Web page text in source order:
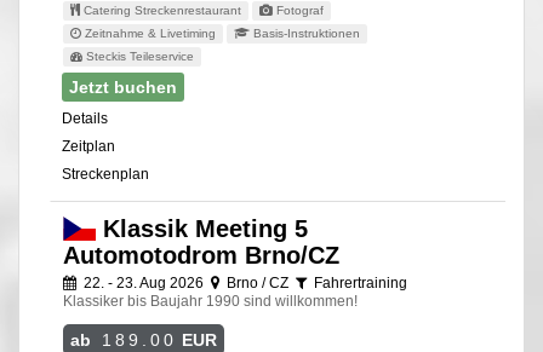
Catering Streckenrestaurant
Fotograf
Zeitnahme & Livetiming
Basis-Instruktionen
Steckis Teileservice
Jetzt buchen
Details
Zeitplan
Streckenplan
Klassik Meeting 5
Automotodrom Brno/CZ
22. - 23. Aug 2026 Brno / CZ
Fahrertraining
Klassiker bis Baujahr 1990 sind willkommen!
ab 189.00 EUR